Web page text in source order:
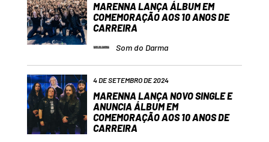
MARENNA LANÇA ÁLBUM EM
COMEMORAÇÃO AOS 10 ANOS DE
CARREIRA
Som do Darma
4 DE SETEMBRO DE 2024
MARENNA LANÇA NOVO SINGLE E
ANUNCIA ÁLBUM EM
COMEMORAÇÃO AOS 10 ANOS DE
CARREIRA